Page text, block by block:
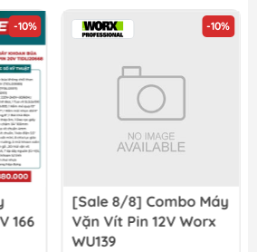
Minbao 355mm 355x2.2x1.8 x25.4x66T
-10%
166
-10%
[Sale 8/8] Combo Máy
Vặn Vít Pin 12V Worx
WU139